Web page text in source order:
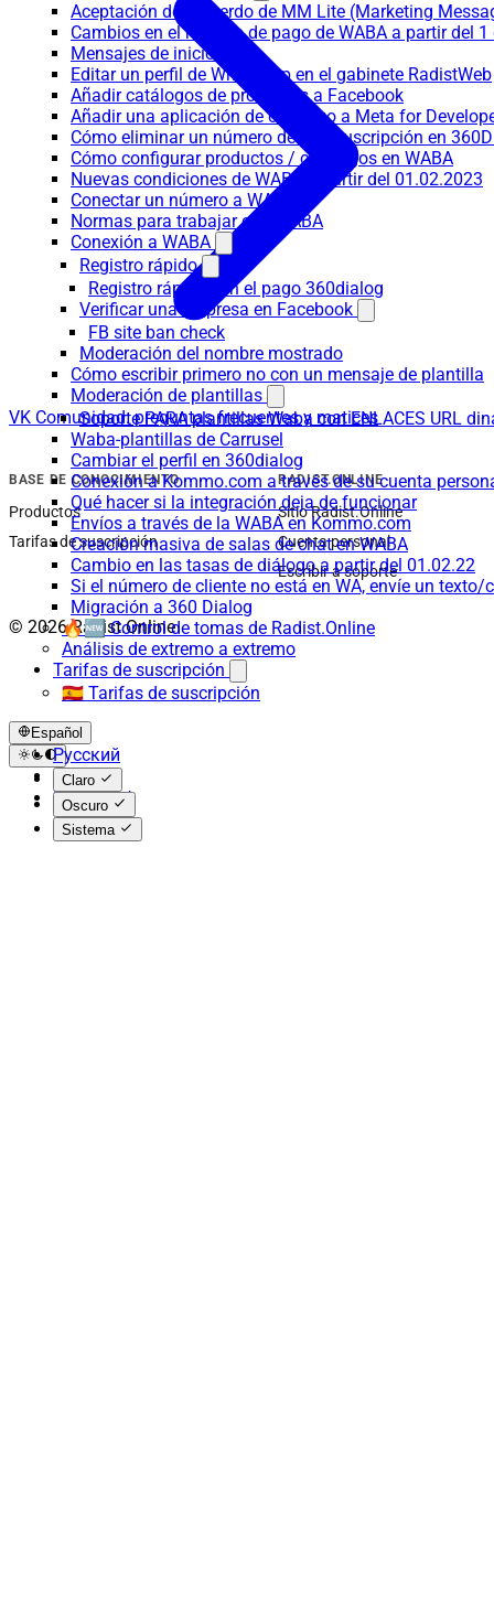
Aceptación del Acuerdo de MM Lite (Marketing
Cambios en el modelo de pago de WABA a partir del
Mensajes de inicio
Editar un perfil de WhatsApp en el gabinete RadistWeb
Añadir catálogos de productos a Facebook
Añadir una aplicación de catálogo a Meta for
Cómo eliminar un número de una suscripción en
Cómo configurar productos / catálogos en WABA
Nuevas condiciones de WABA a partir del 01.02.2023
Conectar un número a WABA
Normas para trabajar con WABA
Conexión a WABA
Registro rápido
Registro rápido con el pago 360dialog
Verificar una empresa en Facebook
FB site ban check
Moderación del nombre mostrado
Cómo escribir primero no con un mensaje de plantilla
Moderación de plantillas
Soporte PARA plantillas Waba con ENLACES URL
Waba-plantillas de Carrusel
Cambiar el perfil en 360dialog
Conexión a Kommo.com a través de su cuenta
Qué hacer si la integración deja de funcionar
Envíos a través de la WABA en Kommo.com
Creación masiva de salas de chat en WABA
Cambio en las tasas de diálogo a partir del 01.02.22
Si el número de cliente no está en WA, envíe un
Migración a 360 Dialog
🔥🆕 Control de tomas de Radist.Online
Análisis de extremo a extremo
Tarifas de suscripción
🇪🇸 Tarifas de suscripción
Español
Русский
English
Español
Claro
Oscuro
Sistema
VK Comunidad: preguntas frecuentes y matices
BASE DE CONOCIMIENTO
Productos
Tarifas de suscripción
RADIST.ONLINE
Sitio Radist.Online
Cuenta personal
Escribir a soporte
© 2026 Radist.Online